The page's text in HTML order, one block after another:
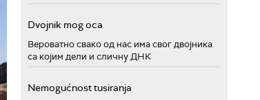
Dvojnik mog oca
Вероватно свако од нас има свог двојника
са којим дели и сличну ДНК
Nemogućnost tusiranja